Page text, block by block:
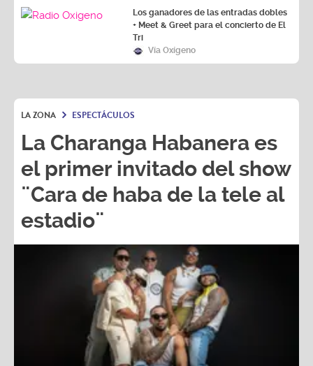
Los ganadores de las entradas dobles
+ Meet & Greet para el concierto de El
Tri
Vía Oxígeno
LA ZONA ESPECTÁCULOS
La Charanga Habanera es
el primer invitado del show
¨Cara de haba de la tele al
estadio¨